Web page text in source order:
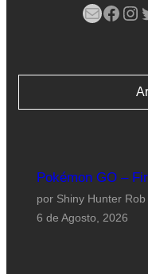
Mail Facebook Instagram Twitter
Pokémon GO –
por Shiny Hunter Rob
6 de Agosto, 2026